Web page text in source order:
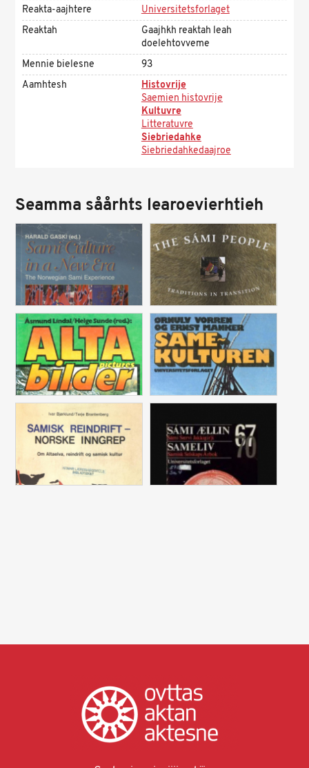
Reakta-aajhtere
Universitetsforlaget
Reaktah
Gaajhkh reaktah leah
doelehtovveme
Mennie bielesne
93
Aamhtesh
Histovrije
Saemien histovrije
Kultuvre
Litteratuvre
Siebriedahke
Siebriedahkedaajroe
Seamma såårhts learoevierhtieh